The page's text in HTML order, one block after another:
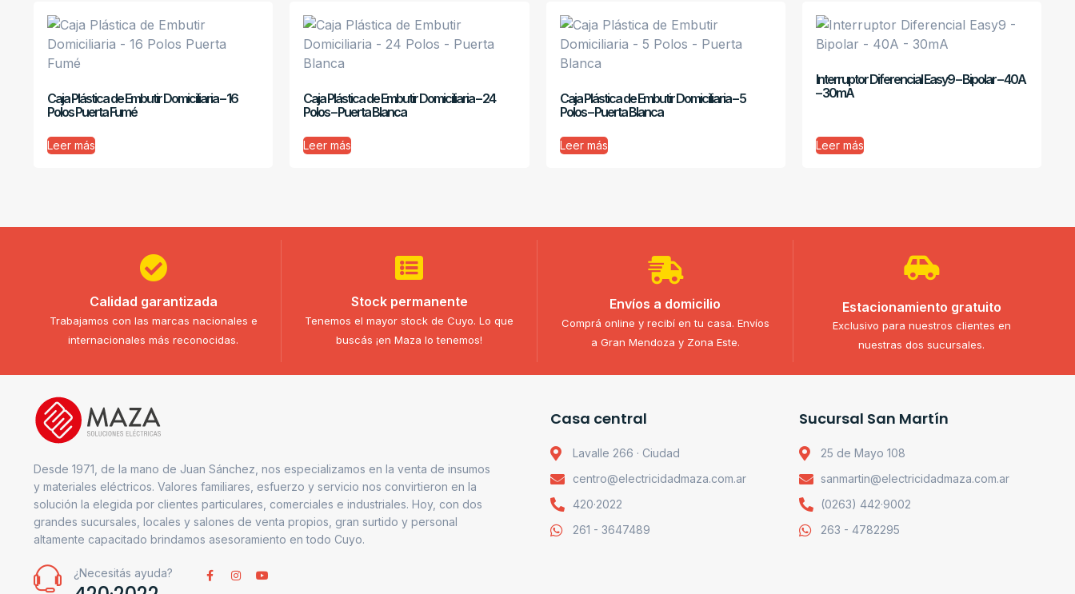
Caja Plástica de Embutir Domiciliaria – 16
Polos Puerta Fumé
Leer más
Caja Plástica de Embutir Domiciliaria – 24
Polos – Puerta Blanca
Leer más
Caja Plástica de Embutir Domiciliaria – 5
Polos – Puerta Blanca
Leer más
Interruptor Diferencial Easy9 – Bipolar – 40A
– 30mA
Leer más
Calidad garantizada
Trabajamos con las marcas nacionales e
internacionales más reconocidas.
Stock permanente
Tenemos el mayor stock de Cuyo. Lo que
buscás ¡en Maza lo tenemos!
Envíos a domicilio
Comprá online y recibí en tu casa. Envíos
a Gran Mendoza y Zona Este.
Estacionamiento gratuito
Exclusivo para nuestros clientes en
nuestras dos sucursales.
Desde 1971, de la mano de Juan Sánchez, nos especializamos en la venta de insumos
y materiales eléctricos. Valores familiares, esfuerzo y servicio nos convirtieron en la
solución la elegida por clientes particulares, comerciales e industriales. Hoy, con dos
grandes sucursales, locales y salones de venta propios, gran surtido y personal
altamente capacitado brindamos asesoramiento en todo Cuyo.
¿Necesitás ayuda?
Casa central
Lavalle 266 · Ciudad
centro@electricidadmaza.com.ar
420·2022
261 - 3647489
Sucursal San Martín
25 de Mayo 108
sanmartin@electricidadmaza.com.ar
(0263) 442·9002
263 - 4782295